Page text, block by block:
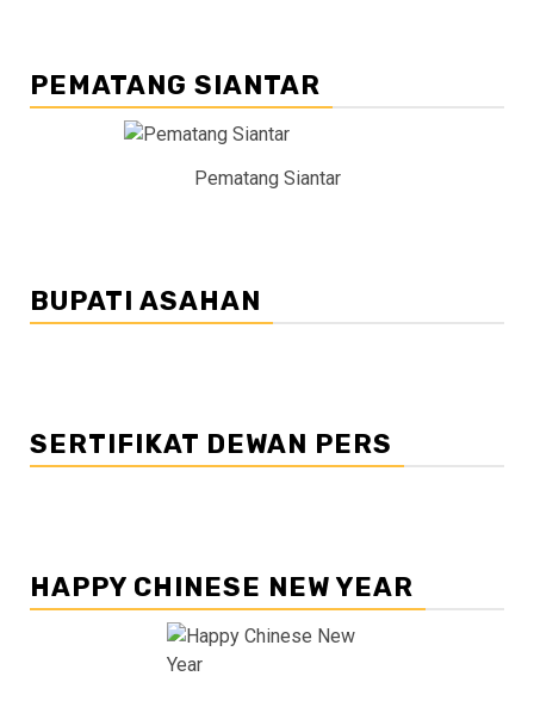
PEMATANG SIANTAR
Pematang Siantar
BUPATI ASAHAN
SERTIFIKAT DEWAN PERS
HAPPY CHINESE NEW YEAR